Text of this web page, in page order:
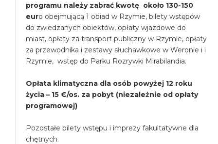
programu należy zabrać kwotę około 130-150
euro obejmującą 1 obiad w Rzymie, bilety wstępów
do zwiedzanych obiektów, opłaty wjazdowe do
miast, opłaty za transport publiczny w Rzymie, opłaty
za przewodnika i zestawy słuchawkowe w Weronie i i
Rzymie, wstęp do Parku Rozrywki Mirabilandia.
Opłata klimatyczna dla osób powyżej 12 roku
życia – 15 €/os. za pobyt (niezależnie od opłaty
programowej)
Pozostałe bilety wstępu i imprezy fakultatywne dla
chętnych.